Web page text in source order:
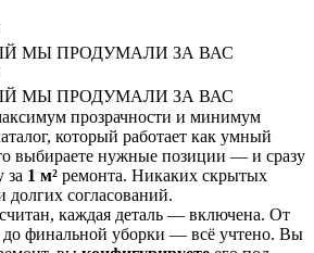
МЫ ПРОДУМАЛИ ЗА ВАС
МЫ ПРОДУМАЛИ ЗА ВАС
прозрачности и минимум
который работает как умный
выбираете нужные позиции — и сразу
за 1 м² ремонта. Никаких скрытых
долгих согласований.
каждая деталь — включена. От
до финальной уборки — всё учтено. Вы